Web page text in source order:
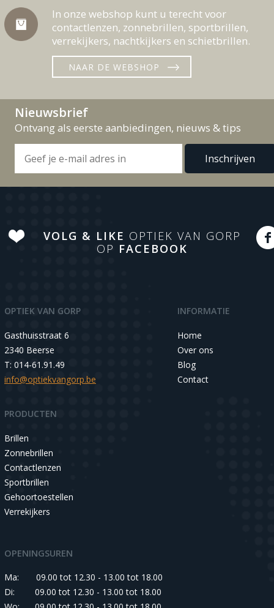
In onze webshop kunt u terecht voor
contactlenzen, zonnebrillen, sportbrillen,
verrekijkers, nachtkijkers en schietbrillen.
NAAR DE WEBSHOP
Nieuwsbrief
Ontvang als eerste aanbiedingen, nieuws & tips
VOLG & LIKE OPTIEK VAN GORP
OP FACEBOOK
OPTIEK VAN GORP
Gasthuisstraat 6
2340 Beerse
T: 014-61.91.49
info@optiekvangorp.be
INFORMATIE
Home
Over ons
Blog
Contact
PRODUCTEN
Brillen
Zonnebrillen
Contactlenzen
Sportbrillen
Gehoortoestellen
Verrekijkers
OPENINGSUREN
Ma:
09.00 tot 12.30 - 13.00 tot 18.00
Di:
09.00 tot 12.30 - 13.00 tot 18.00